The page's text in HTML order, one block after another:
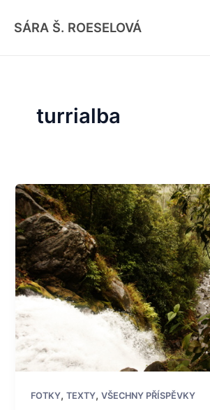
SÁRA Š. ROESELOVÁ
turrialba
FOTKY,TEXTY,VŠECHNY PŘÍSPĚVKY